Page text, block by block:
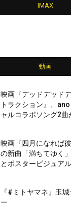
IMAX
動画
映画『デッドデッド
トラクション』、
ャルコラボソング2曲
映画『四月になれば
の新曲「満ちてゆく
とポスタービジュア
『#ミトヤマネ』玉
ー